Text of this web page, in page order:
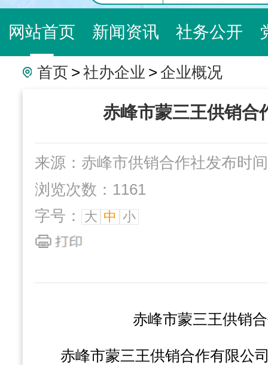
网站首页 新闻资讯 社务公开
“三位一体”组织社办企业 互动交流
首页 > 社办企业 > 企业概况
赤峰市蒙三王供销合
来源：赤峰市供销合作社发布时
浏览次数：1161
字号：
大 中 小
赤峰市蒙三王供销
赤峰市蒙三王供销合作有限公